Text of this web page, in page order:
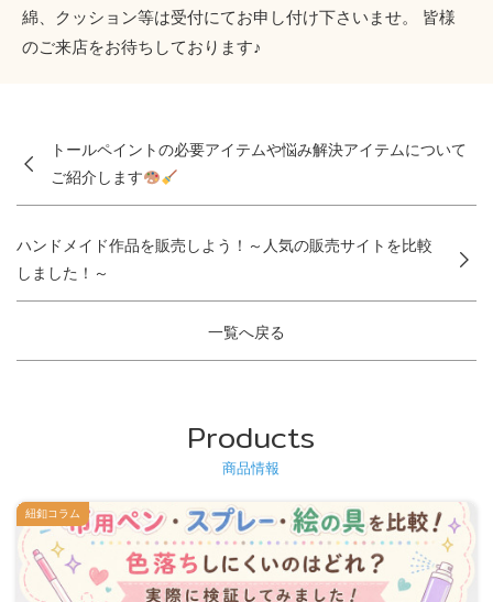
綿、クッション等は受付にてお申し付け下さいませ。 皆様
のご来店をお待ちしております♪
トールペイントの必要アイテムや悩み解決アイテムについて
ご紹介します
一覧へ戻る
ハンドメイド作品を販売しよう！～人気の販売サイトを比較
しました！～
Products
商品情報
紐釦コラム